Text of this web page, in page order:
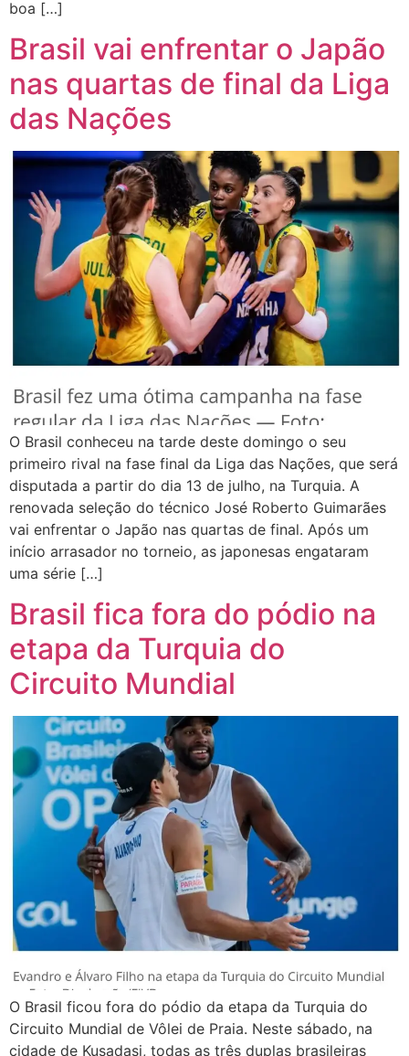
boa […]
Brasil vai enfrentar o Japão
nas quartas de final da Liga
das Nações
O Brasil conheceu na tarde deste domingo o seu
primeiro rival na fase final da Liga das Nações, que será
disputada a partir do dia 13 de julho, na Turquia. A
renovada seleção do técnico José Roberto Guimarães
vai enfrentar o Japão nas quartas de final. Após um
início arrasador no torneio, as japonesas engataram
uma série […]
Brasil fica fora do pódio na
etapa da Turquia do
Circuito Mundial
O Brasil ficou fora do pódio da etapa da Turquia do
Circuito Mundial de Vôlei de Praia. Neste sábado, na
cidade de Kusadasi, todas as três duplas brasileiras